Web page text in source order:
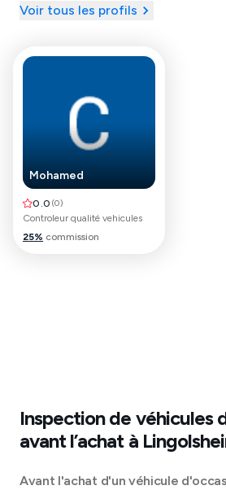
Voir tous les profils
Mohamed
0.0 (0)
Controleur qualité vehicules
25% commission
Inspection de véhicules
avant l’achat à
Avant l'achat d'un véhicule